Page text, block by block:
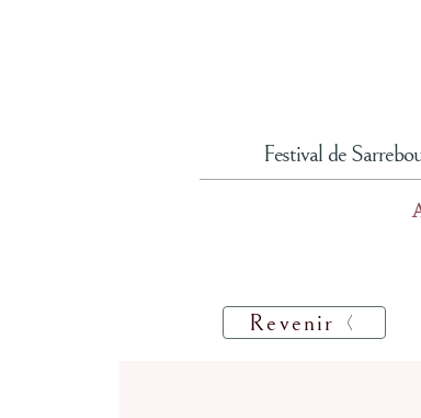
Festival de
Revenir